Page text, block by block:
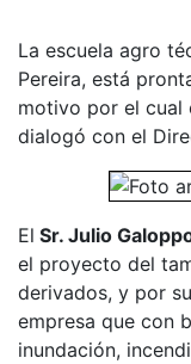
La escuela agro
Pereira, está
motivo por el cual
dialogó con el
El Sr. Julio
el proyecto del
derivados, y por
empresa que con
inundación,